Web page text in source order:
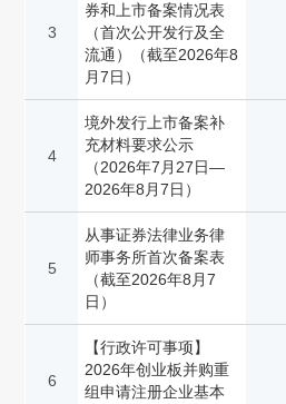
3
券和上市备案情况表
（首次公开发行及全
流通）（截至2026年8
月7日）
4
境外发行上市备案补
充材料要求公示
（2026年7月27日—
2026年8月7日）
5
从事证券法律业务律
师事务所首次备案表
（截至2026年8月7
日）
6
【行政许可事项】
2026年创业板并购重
组申请注册企业基本